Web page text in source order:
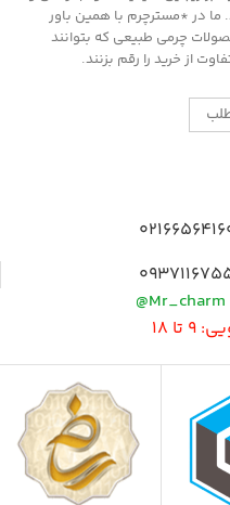
ما در *مسترچرم با همین باور
چرمی طبیعی که بتوانند
از خرید را رقم بزنند.
18